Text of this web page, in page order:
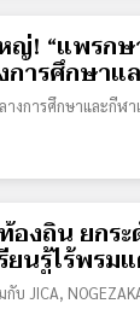
! “แพรกษ
ารศึกษาแ
างการศึกษาและกีฬ
องถิ่น ยก
ยนรู้ไร้พรม
กับ JICA,